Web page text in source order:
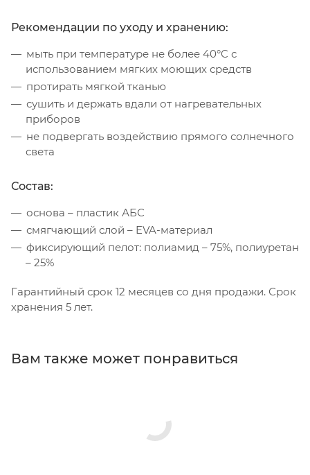
Рекомендации по уходу и хранению:
мыть при температуре не более 40°C с
использованием мягких моющих средств
протирать мягкой тканью
сушить и держать вдали от нагревательных
приборов
не подвергать воздействию прямого солнечного
света
Состав:
основа – пластик АБС
смягчающий слой – EVA-материал
фиксирующий пелот: полиамид – 75%, полиуретан
– 25%
Гарантийный срок 12 месяцев со дня продажи. Срок
хранения 5 лет.
Вам также может понравиться